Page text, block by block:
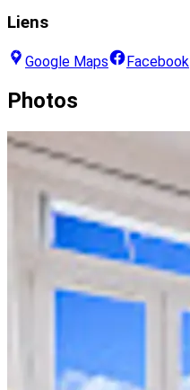
Liens
Google Maps Facebook
Photos